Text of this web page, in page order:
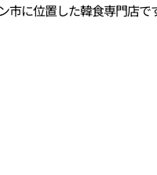
市に位置した韓食専門店で